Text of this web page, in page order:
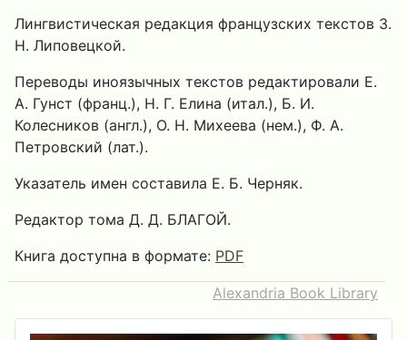
Лингвистическая редакция французских текстов З.
Н. Липовецкой.
Переводы иноязычных текстов редактировали Е.
А. Гунст (франц.), Н. Г. Елина (итал.), Б. И.
Колесников (англ.), О. Н. Михеева (нем.), Ф. А.
Петровский (лат.).
Указатель имен составила Е. Б. Черняк.
Редактор тома Д. Д. БЛАГОЙ.
Книга доступна в формате: PDF
Alexandria Book Library